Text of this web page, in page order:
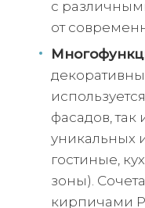
с
от
фасадов, так
уникальных
гостиные,
зоны).
кирпичами